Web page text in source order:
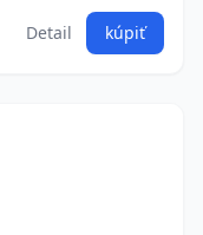
Detail kúpiť